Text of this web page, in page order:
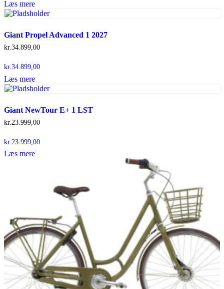
var:
Læs mere
Giant Propel Advanced 1 2027
kr.34.899,00
kr. 34.899,00
Læs mere
Giant NewTour E+ 1 LST
kr. 23.999,00
kr. 23.999,00
Læs mere